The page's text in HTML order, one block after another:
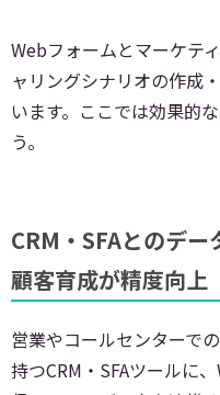
Webフォームとマーケテ
ャリングシナリオの作成
います。ここでは効果的
う。
CRM・SFAとのデ
顧客育成が精度向上
営業やコールセンターで
持つCRM・SFAツールに